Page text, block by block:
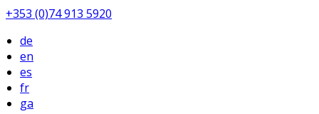
+353 (0)74 913 5920
de
en
es
fr
ga